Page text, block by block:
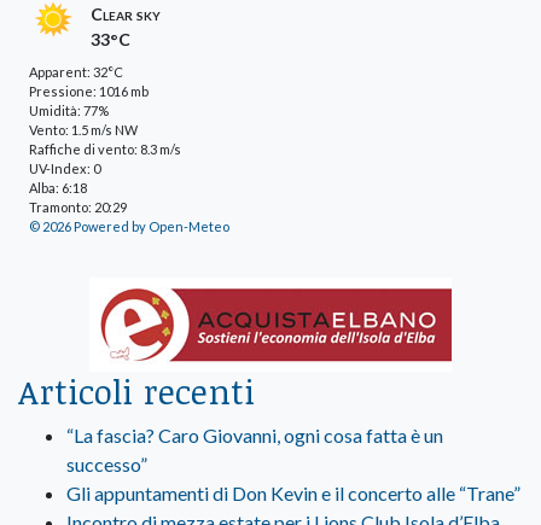
Clear sky
33°C
Apparent: 32°C
Pressione: 1016 mb
Umidità: 77%
Vento: 1.5 m/s NW
Raffiche di vento: 8.3 m/s
UV-Index: 0
Alba: 6:18
Tramonto: 20:29
© 2026 Powered by Open-Meteo
Articoli recenti
“La fascia? Caro Giovanni, ogni cosa fatta è un
successo”
Gli appuntamenti di Don Kevin e il concerto alle “Trane”